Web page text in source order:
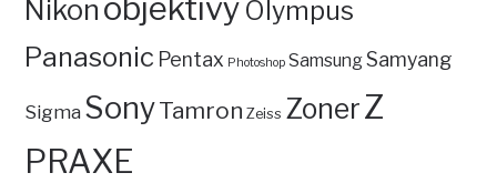
Nikon objektivy Olympus
Panasonic Pentax Photoshop SamsungSamyang
Sigma SonyTamron Zeiss ZonerZ
PRAXE